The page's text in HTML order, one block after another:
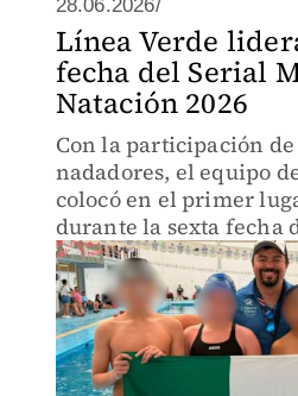
28.06.2026/
Línea Verde
fecha del Serial
Natación 2026
Con la participación de
nadadores, el equipo
colocó en el primer
durante la sexta fecha
Municipal de Escuelas